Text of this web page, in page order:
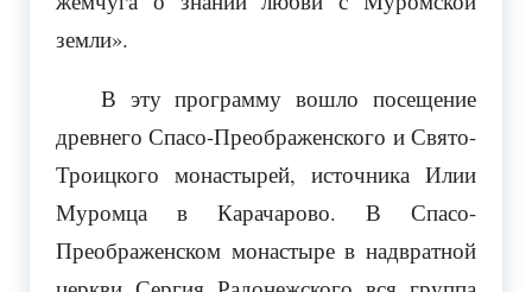
земли».
В эту программу вошло посещение
древнего Спасо-Преображенского и Свято-
Троицкого монастырей, источника Илии
Муромца в Карачарово. В Спасо-
Преображенском монастыре в надвратной